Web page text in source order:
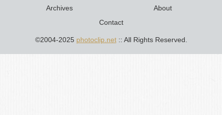
Archives
About
Contact
©2004-2025 photoclip.net:: All Rights Reserved.